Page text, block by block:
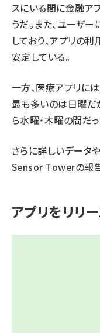
スにいる間に金融ア
うだ。また、ユーザ
しており、アプリの
安定している。
一方、医療アプリに
最も多いのは日曜だ
ら水曜・木曜の間だっ
さらに詳しいデータ
Sensor Towerの報
アプリをリリ